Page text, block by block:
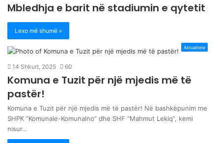
Mbledhja e barit në stadiumin e qytetit
Lexo më shumë »
Aktualitete
14 Shkurt, 2025 60
Komuna e Tuzit për një mjedis më të
pastër!
Komuna e Tuzit për një mjedis më të pastër! Në bashkëpunim me
SHPK “Komunale-Komunalno” dhe SHF “Mahmut Lekiq”, kemi
nisur…